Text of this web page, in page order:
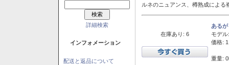
詳細検索
インフォメーション
配送と返品について
ルネのニュアンス、樽熟成によ
在庫あり: 6
ある
モデル:
価格:
重量: